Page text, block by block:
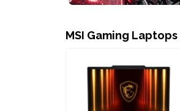
MSI Gaming Laptops